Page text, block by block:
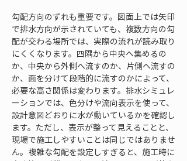
勾配方向のずれも重要です。図面上では矢印
で排水方向が示されていても、複数方向の勾
配が交わる場所では、実際の流れが読み取り
にくくなります。四隅から中央へ集めるの
か、中央から外側へ流すのか、片側へ流すの
か、面を分けて段階的に流すのかによって、
必要な高さ関係は変わります。排水シミュレ
ーションでは、色分けや流向表示を使って、
設計意図どおりに水が動いているかを確認し
ます。ただし、表示が整って見えることと、
現場で施工しやすいことは同じではありませ
ん。複雑な勾配を設定しすぎると、施工時に